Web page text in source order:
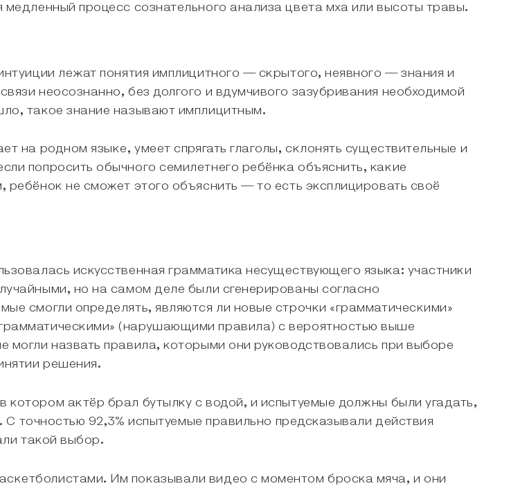
процесс сознательного анализа цвета мха или высоты травы.
лежат понятия имплицитного — скрытого, неявного — знания и
неосознанно, без долгого и вдумчивого зазубривания необходимой
такое знание называют имплицитным.
на родном языке, умеет спрягать глаголы, склонять существительные и
попросить обычного семилетнего ребёнка объяснить, какие
не сможет этого объяснить — то есть эксплицировать своё
искусственная грамматика несуществующего языка: участники
но на самом деле были сгенерированы согласно
смогли определять, являются ли новые строчки «грамматическими»
(нарушающими правила) с вероятностью выше
назвать правила, которыми они руководствовались при выборе
решения.
актёр брал бутылку с водой, и испытуемые должны были угадать,
точностью 92,3% испытуемые правильно предсказывали действия
такой выбор.
Им показывали видео с моментом броска мяча, и они